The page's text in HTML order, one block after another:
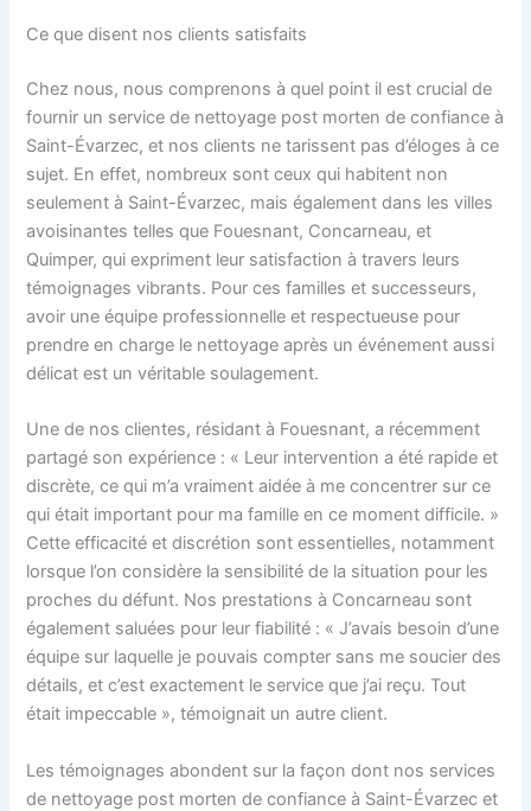
Ce que disent nos clients satisfaits
Chez nous, nous comprenons à quel point il est crucial de
fournir un service de nettoyage post morten de confiance à
Saint-Évarzec, et nos clients ne tarissent pas d’éloges à ce
sujet. En effet, nombreux sont ceux qui habitent non
seulement à Saint-Évarzec, mais également dans les villes
avoisinantes telles que Fouesnant, Concarneau, et
Quimper, qui expriment leur satisfaction à travers leurs
témoignages vibrants. Pour ces familles et successeurs,
avoir une équipe professionnelle et respectueuse pour
prendre en charge le nettoyage après un événement aussi
délicat est un véritable soulagement.
Une de nos clientes, résidant à Fouesnant, a récemment
partagé son expérience : « Leur intervention a été rapide et
discrète, ce qui m’a vraiment aidée à me concentrer sur ce
qui était important pour ma famille en ce moment difficile. »
Cette efficacité et discrétion sont essentielles, notamment
lorsque l’on considère la sensibilité de la situation pour les
proches du défunt. Nos prestations à Concarneau sont
également saluées pour leur fiabilité : « J’avais besoin d’une
équipe sur laquelle je pouvais compter sans me soucier des
détails, et c’est exactement le service que j’ai reçu. Tout
était impeccable », témoignait un autre client.
Les témoignages abondent sur la façon dont nos services
de nettoyage post morten de confiance à Saint-Évarzec et